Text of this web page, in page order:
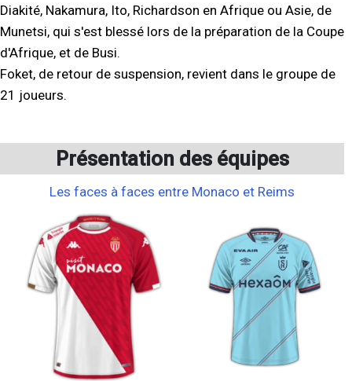
Diakité, Nakamura, Ito, Richardson en Afrique ou Asie, de
Munetsi, qui s'est blessé lors de la préparation de la Coupe
d'Afrique, et de Busi.
Foket, de retour de suspension, revient dans le groupe de
21 joueurs.
Présentation des équipes
Les faces à faces entre Monaco et Reims